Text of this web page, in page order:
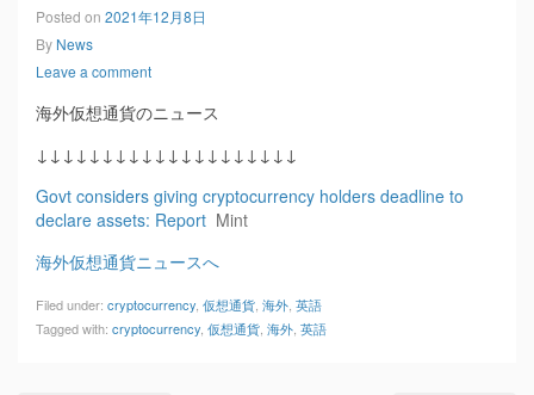
Posted on 2021年12月8日
By News
Leave a comment
海外仮想通貨のニュース
↓↓↓↓↓↓↓↓↓↓↓↓↓↓↓↓↓↓↓↓
Govt considers giving cryptocurrency holders deadline to
declare assets: Report Mint
海外仮想通貨ニュースへ
Filed under: cryptocurrency 仮想通貨 海外 英語
Tagged with: cryptocurrency 仮想通貨 海外 英語